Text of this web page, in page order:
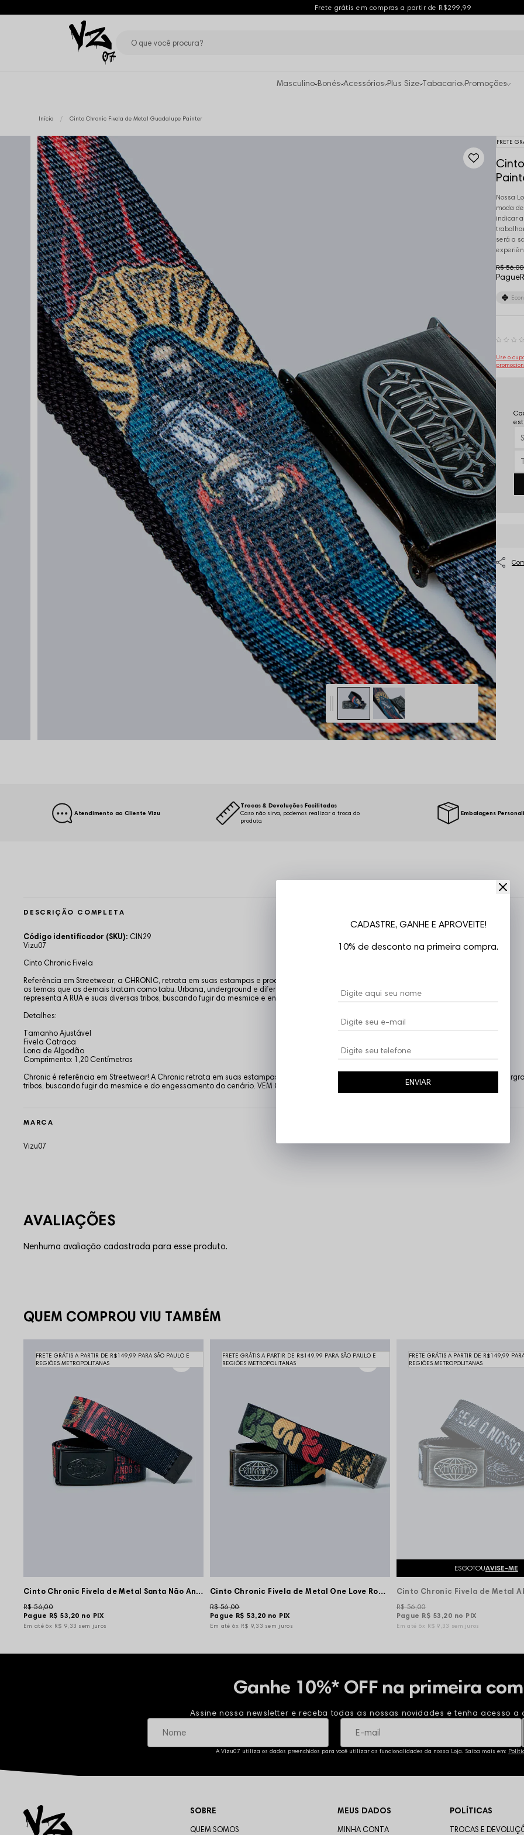
Frete grátis em compras a partir de R$299,99
Masculino Bonés Acessórios Plus Size Tabacaria Promoções
Início Cinto Chronic Fivela de Metal Guadalupe Painter
FRETE
Nossa
moda
indicar
será a
Pague
R$ 56,00
Use o
Atendimento ao Cliente Vizu
Trocas & Devoluções Facilitadas
Caso não sirva, podemos realizar a troca do
produto.
Embalagens
DESCRIÇÃO COMPLETA
Código identificador (SKU): CIN29
Vizu07
Cinto Chronic Fivela
Referência em Streetwear, a CHRONIC, retrata em suas estampas e produtos todos
os temas que as demais tratam como tabu. Urbana, underground e diferenciada, a marca
representa A RUA e suas diversas tribos, buscando fugir da mesmice e engessamento do cenário.
Detalhes:
Tamanho Ajustável
Fivela Catraca
Lona de Algodão
Comprimento: 1,20 Centímetros
Chronic é referência em Streetwear! A Chronic retrata em suas estampas temas complexos que as demais tratam como tabu. Urbana,
tribos, buscando fugir da mesmice e do engessamento do cenário. VEM COM NOIZ
MARCA
Vizu07
Nenhuma avaliação cadastrada para esse produto.
QUEM COMPROU VIU TAMBÉM
FRETE GRÁTIS A PARTIR DE R$149,99 PARA SÃO PAULO E
REGIÕES METROPOLITANAS
Cinto Chronic Fivela de Metal Santa Não Ando Só
Pague R$ 53,20 no PIX
R$ 56,00
6x R$ 9,33 sem juros
FRETE GRÁTIS A PARTIR DE R$149,99 PARA SÃO PAULO E
REGIÕES METROPOLITANAS
Cinto Chronic Fivela de Metal One Love Roots
Pague R$ 53,20 no PIX
R$ 56,00
6x R$ 9,33 sem juros
FRETE GRÁTIS A PARTIR DE R$149,99
REGIÕES METROPOLITANAS
ESGOTOUAVISE-ME
Pague R$ 53,20 no PIX
R$ 56,00
6x R$ 9,33 sem juros
Ganhe 10%* OFF na primeira
Assine nossa newsletter e receba todas as nossas novidades e tenha acesso a
A Vizu07 utiliza os dados preenchidos para você utilizar as funcionalidades da nossa Loja. Saiba mais em:
SOBRE
QUEM SOMOS
MEUS DADOS
MINHA CONTA
POLÍTICAS
TROCAS E
CADASTRE, GANHE E APROVEITE!
10% de desconto na primeira compra.
ENVIAR